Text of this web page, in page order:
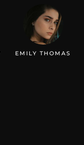
EMILY THOMAS